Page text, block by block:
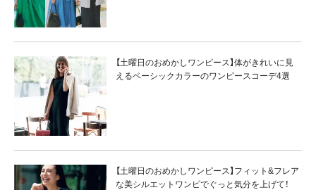
【土曜日のおめかしワンピース】体がきれいに見
えるベーシックカラーのワンピースコーデ4選
【土曜日のおめかしワンピース】フィット&フレア
な美シルエットワンピでぐっと気分を上げて！